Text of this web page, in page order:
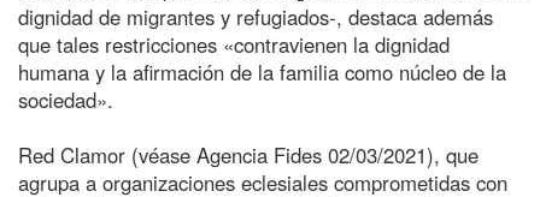
dignidad de migrantes y refugiados-, destaca además
que tales restricciones «contravienen la dignidad
humana y la afirmación de la familia como núcleo de la
sociedad».
Red Clamor (véase Agencia Fides 02/03/2021), que
agrupa a organizaciones eclesiales comprometidas con